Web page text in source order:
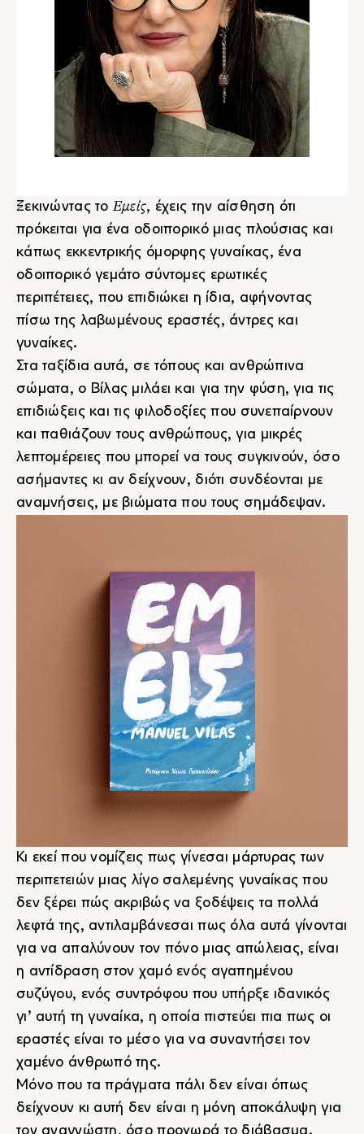
Ξεκινώντας τοΕμείς, έχεις την αίσθηση ότι
πρόκειται για ένα οδοιπορικό μιας πλούσιας και
κάπως εκκεντρικής όμορφης γυναίκας, ένα
οδοιπορικό γεμάτο σύντομες ερωτικές
περιπέτειες, που επιδιώκει η ίδια, αφήνοντας
πίσω της λαβωμένους εραστές, άντρες και
γυναίκες.
Στα ταξίδια αυτά, σε τόπους και ανθρώπινα
σώματα, ο Βίλας μιλάει και για την φύση, για τις
επιδιώξεις και τις φιλοδοξίες που συνεπαίρνουν
και παθιάζουν τους ανθρώπους, για μικρές
λεπτομέρειες που μπορεί να τους συγκινούν, όσο
ασήμαντες κι αν δείχνουν, διότι συνδέονται με
αναμνήσεις, με βιώματα που τους σημάδεψαν.
Κι εκεί που νομίζεις πως γίνεσαι μάρτυρας των
περιπετειών μιας λίγο σαλεμένης γυναίκας που
δεν ξέρει πώς ακριβώς να ξοδέψεις τα πολλά
λεφτά της, αντιλαμβάνεσαι πως όλα αυτά γίνονται
για να απαλύνουν τον πόνο μιας απώλειας, είναι
η αντίδραση στον χαμό ενός αγαπημένου
συζύγου, ενός συντρόφου που υπήρξε ιδανικός
γι’ αυτή τη γυναίκα, η οποία πιστεύει πια πως οι
εραστές είναι το μέσο για να συναντήσει τον
χαμένο άνθρωπό της.
Μόνο που τα πράγματα πάλι δεν είναι όπως
δείχνουν κι αυτή δεν είναι η μόνη αποκάλυψη για
τον αναγνώστη, όσο προχωρά το διάβασμα.